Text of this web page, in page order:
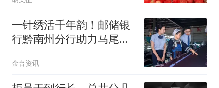
一针绣活千年韵！邮储银
行黔南州分行助力马尾绣
金台资讯